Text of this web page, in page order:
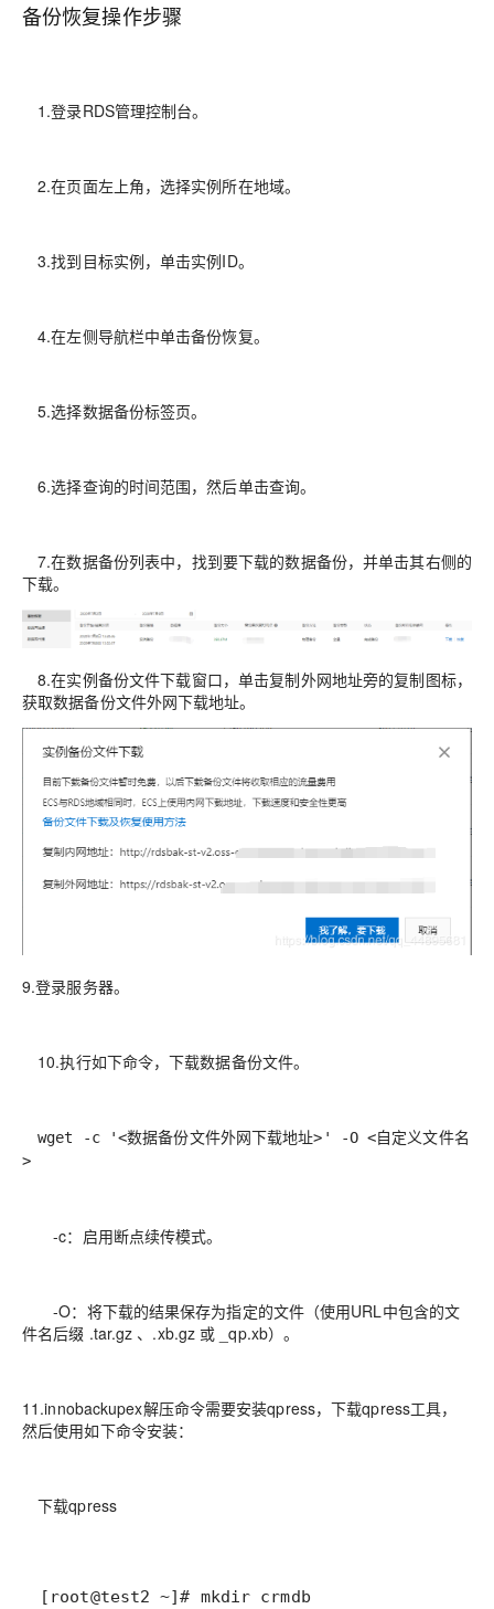
备份恢复操作步骤
1.登录RDS管理控制台。
2.在页面左上角，选择实例所在地域。
3.找到目标实例，单击实例ID。
4.在左侧导航栏中单击备份恢复。
5.选择数据备份标签页。
6.选择查询的时间范围，然后单击查询。
7.在数据备份列表中，找到要下载的数据备份，并单击其右侧的
下载。
8.在实例备份文件下载窗口，单击复制外网地址旁的复制图标，
获取数据备份文件外网下载地址。
9.登录服务器。
10.执行如下命令，下载数据备份文件。
wget -c '<数据备份文件外网下载地址>' -O <自定义文件名
>
-c：启用断点续传模式。
-O：将下载的结果保存为指定的文件（使用URL中包含的文
件名后缀 .tar.gz 、.xb.gz 或 _qp.xb）。
11.innobackupex解压命令需要安装qpress，下载qpress工具，
然后使用如下命令安装：
下载qpress